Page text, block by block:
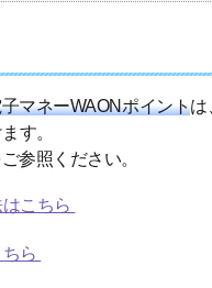
マネーWAONポイントは
す。
参照ください。
こちら
ら